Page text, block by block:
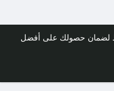
لضمان حصولك على أفضل